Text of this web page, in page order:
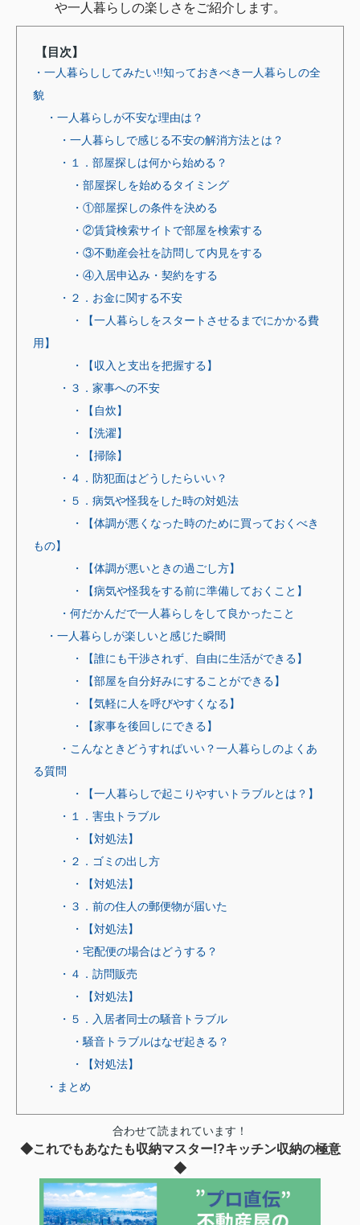
や一人暮らしの楽しさをご紹介します。
【目次】
・一人暮らししてみたい!!知っておきべき一人暮らしの全
貌
・一人暮らしが不安な理由は？
・一人暮らしで感じる不安の解消方法とは？
・１．部屋探しは何から始める？
・部屋探しを始めるタイミング
・①部屋探しの条件を決める
・②賃貸検索サイトで部屋を検索する
・③不動産会社を訪問して内見をする
・④入居申込み・契約をする
・２．お金に関する不安
・【一人暮らしをスタートさせるまでにかかる費
用】
・【収入と支出を把握する】
・３．家事への不安
・【自炊】
・【洗濯】
・【掃除】
・４．防犯面はどうしたらいい？
・５．病気や怪我をした時の対処法
・【体調が悪くなった時のために買っておくべき
もの】
・【体調が悪いときの過ごし方】
・【病気や怪我をする前に準備しておくこと】
・何だかんだで一人暮らしをして良かったこと
・一人暮らしが楽しいと感じた瞬間
・【誰にも干渉されず、自由に生活ができる】
・【部屋を自分好みにすることができる】
・【気軽に人を呼びやすくなる】
・【家事を後回しにできる】
・こんなときどうすればいい？一人暮らしのよくあ
る質問
・【一人暮らしで起こりやすいトラブルとは？】
・１．害虫トラブル
・【対処法】
・２．ゴミの出し方
・【対処法】
・３．前の住人の郵便物が届いた
・【対処法】
・宅配便の場合はどうする？
・４．訪問販売
・【対処法】
・５．入居者同士の騒音トラブル
・騒音トラブルはなぜ起きる？
・【対処法】
・まとめ
合わせて読まれています！
◆これでもあなたも収納マスター!?キッチン収納の極意
◆